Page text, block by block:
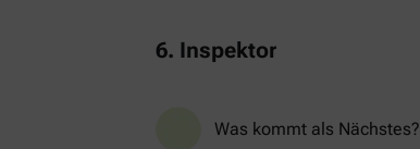
6. Inspektor
Was kommt als Nächstes?